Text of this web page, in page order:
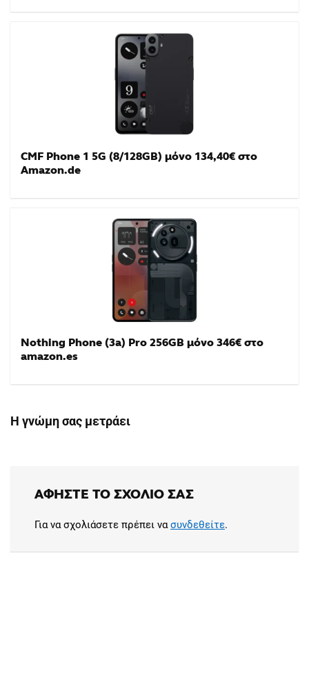
CMF Phone 1 5G (8/128GB) μόνο 134,40€ στο
Amazon.de
Nothing Phone (3a) Pro 256GB μόνο 346€ στο
amazon.es
Η γνώμη σας μετράει
ΑΦΉΣΤΕ ΤΟ ΣΧΌΛΙΟ ΣΑΣ
Για να σχολιάσετε πρέπει να συνδεθείτε.